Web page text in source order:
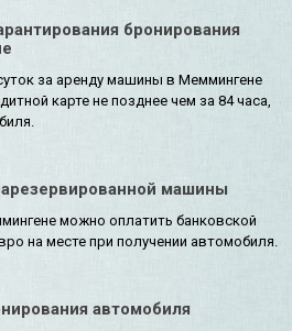
бронирования
за аренду машины в Меммингене
карте не позднее чем за 84 часа,
машины
можно оплатить банковской
на месте при получении автомобиля.
автомобиля